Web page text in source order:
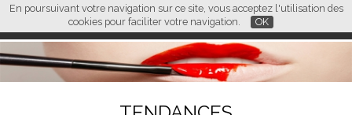
En poursuivant votre navigation sur ce site, vous acceptez l'utilisation des
cookies pour faciliter votre navigation.
OK
FR EN CN
L M